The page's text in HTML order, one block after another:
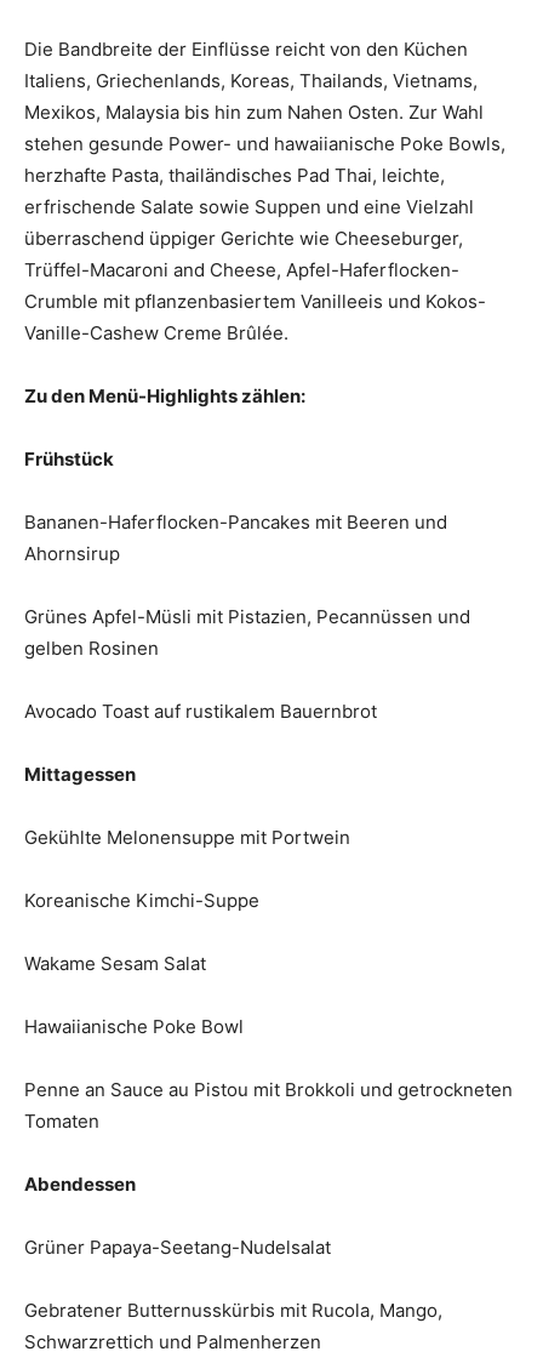
Die Bandbreite der Einflüsse reicht von den Küchen
Italiens, Griechenlands, Koreas, Thailands, Vietnams,
Mexikos, Malaysia bis hin zum Nahen Osten. Zur Wahl
stehen gesunde Power- und hawaiianische Poke Bowls,
herzhafte Pasta, thailändisches Pad Thai, leichte,
erfrischende Salate sowie Suppen und eine Vielzahl
überraschend üppiger Gerichte wie Cheeseburger,
Trüffel-Macaroni and Cheese, Apfel-Haferflocken-
Crumble mit pflanzenbasiertem Vanilleeis und Kokos-
Vanille-Cashew Creme Brûlée.
Zu den Menü-Highlights zählen:
Frühstück
Bananen-Haferflocken-Pancakes mit Beeren und
Ahornsirup
Grünes Apfel-Müsli mit Pistazien, Pecannüssen und
gelben Rosinen
Avocado Toast auf rustikalem Bauernbrot
Mittagessen
Gekühlte Melonensuppe mit Portwein
Koreanische Kimchi-Suppe
Wakame Sesam Salat
Hawaiianische Poke Bowl
Penne an Sauce au Pistou mit Brokkoli und getrockneten
Tomaten
Abendessen
Grüner Papaya-Seetang-Nudelsalat
Gebratener Butternusskürbis mit Rucola, Mango,
Schwarzrettich und Palmenherzen